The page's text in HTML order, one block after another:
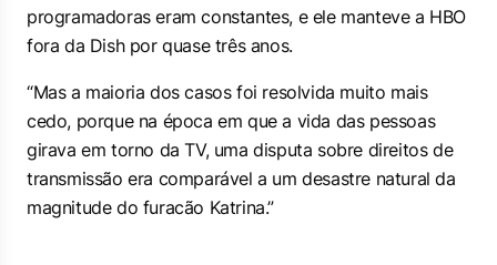
programadoras eram constantes, e ele manteve a HBO
fora da Dish por quase três anos.
“Mas a maioria dos casos foi resolvida muito mais
cedo, porque na época em que a vida das pessoas
girava em torno da TV, uma disputa sobre direitos de
transmissão era comparável a um desastre natural da
magnitude do furacão Katrina.”